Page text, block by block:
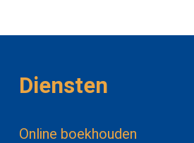
Diensten
Online boekhouden